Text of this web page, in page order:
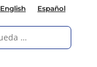
English Español